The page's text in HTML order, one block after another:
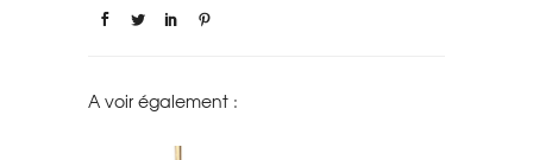
A voir également :